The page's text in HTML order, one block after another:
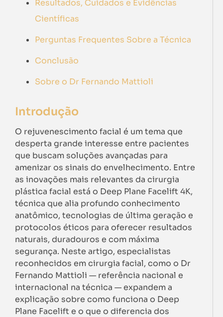
Resultados, Cuidados e Evidências
Científicas
Perguntas Frequentes Sobre a Técnica
Conclusão
Sobre o Dr Fernando Mattioli
Introdução
O rejuvenescimento facial é um tema que
desperta grande interesse entre pacientes
que buscam soluções avançadas para
amenizar os sinais do envelhecimento. Entre
as inovações mais relevantes da cirurgia
plástica facial está o Deep Plane Facelift 4K,
técnica que alia profundo conhecimento
anatômico, tecnologias de última geração e
protocolos éticos para oferecer resultados
naturais, duradouros e com máxima
segurança. Neste artigo, especialistas
reconhecidos em cirurgia facial, como o Dr
Fernando Mattioli — referência nacional e
internacional na técnica — expandem a
explicação sobre como funciona o Deep
Plane Facelift e o que o diferencia dos